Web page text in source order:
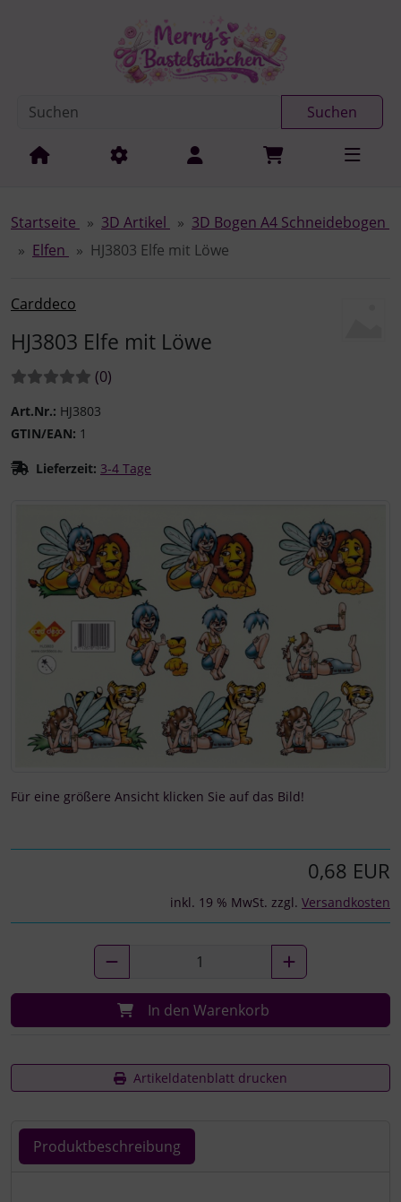
Springe zur Navigation
Suchen
Startseite 3D Artikel
3D Bogen A4 Schneidebogen
Elfen
HJ3803 Elfe mit Löwe
Carddeco
HJ3803 Elfe mit Löwe
Bewertungen:
(0Bewertungen
)
Art.Nr.: HJ3803
GTIN/EAN: 1
Lieferzeit: 3-4 Tage
Für eine größere Ansicht klicken Sie auf das Bild!
0,68 EUR
inkl. 19 % MwSt. zzgl. Versandkosten
In den Warenkorb
Artikeldatenblatt drucken
Produktbeschreibung